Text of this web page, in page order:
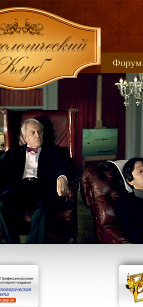
Форум